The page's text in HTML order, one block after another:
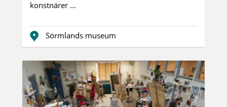
konstnärer ...
Sörmlands museum